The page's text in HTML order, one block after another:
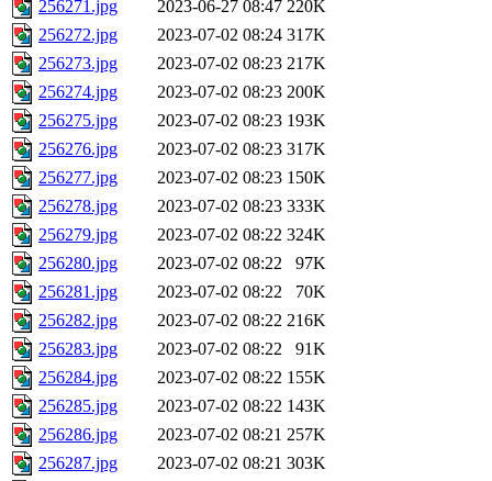
256271.jpg 2023-06-27 08:47 220K
256272.jpg
2023-07-02 08:24 317K
256273.jpg
2023-07-02 08:23 217K
256274.jpg
2023-07-02 08:23 200K
256275.jpg
2023-07-02 08:23 193K
256276.jpg
2023-07-02 08:23 317K
256277.jpg
2023-07-02 08:23 150K
256278.jpg
2023-07-02 08:23 333K
256279.jpg
2023-07-02 08:22 324K
256280.jpg
2023-07-02 08:22
97K
256281.jpg
2023-07-02 08:22
70K
256282.jpg
2023-07-02 08:22 216K
256283.jpg
2023-07-02 08:22
91K
256284.jpg
2023-07-02 08:22 155K
256285.jpg
2023-07-02 08:22 143K
256286.jpg
2023-07-02 08:21 257K
256287.jpg
2023-07-02 08:21 303K